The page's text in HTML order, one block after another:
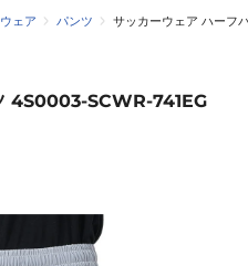
ェア パンツ サッカーウェア ハーフ
4S0003-SCWR-741EG